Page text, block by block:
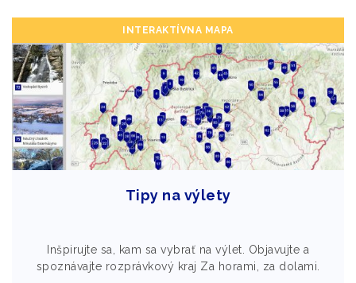
INTERAKTÍVNA MAPA
Tipy na výlety
Inšpirujte sa, kam sa vybrať na výlet. Objavujte a
spoznávajte rozprávkový kraj Za horami, za dolami.